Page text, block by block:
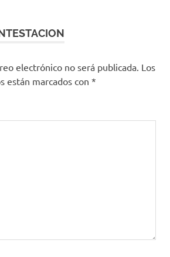
electrónico no será publicada. Los
están marcados con *